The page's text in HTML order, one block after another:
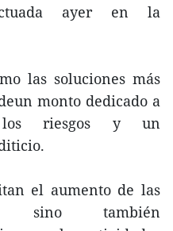
ayer en la
las soluciones más
monto dedicado a
riesgos y un
el aumento de las
sino también